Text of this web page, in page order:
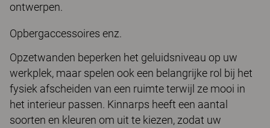
ontwerpen.
Opbergaccessoires enz.
Opzetwanden beperken het geluidsniveau op uw
werkplek, maar spelen ook een belangrijke rol bij het
fysiek afscheiden van een ruimte terwijl ze mooi in
het interieur passen. Kinnarps heeft een aantal
soorten en kleuren om uit te kiezen, zodat uw